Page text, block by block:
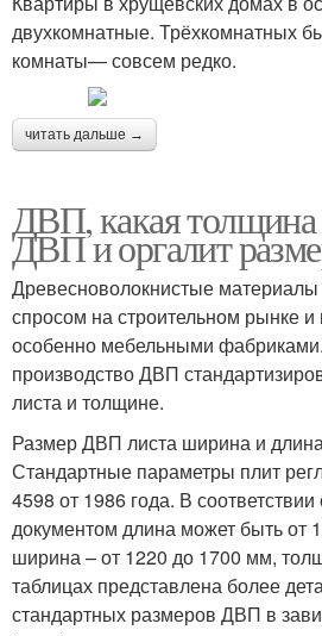
двухкомнатные. Трёхкомнатных
комнаты— совсем редко.
читать дальше →
ДВП, какая толщина
ДВП и оргалит
Древесноволокнистые
спросом на строительном рынке
особенно мебельными
производство ДВП
листа и толщине.
Размер ДВП листа ширина и
Стандартные параметры плит
4598 от 1986 года. В
документом длина может быть от
ширина – от 1220 до 1700 мм,
таблицах представлена более
стандартных размеров ДВП в